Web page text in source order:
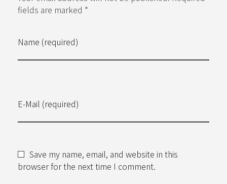
fields are marked *
Name (required)
E-Mail (required)
Save my name, email, and website in this
browser for the next time I comment.